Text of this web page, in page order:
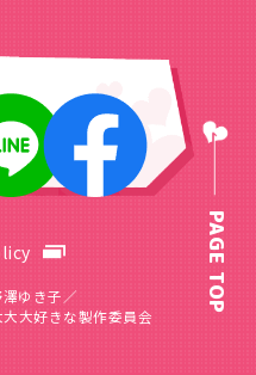
ゆき子／
大好きな製作委員会
PAGE TOP